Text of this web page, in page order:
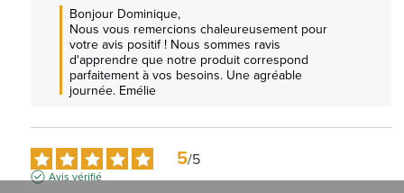
Bonjour Dominique,
Nous vous remercions chaleureusement pour
votre avis positif ! Nous sommes ravis
d'apprendre que notre produit correspond
parfaitement à vos besoins. Une agréable
journée. Emélie
5/5
Avis vérifié